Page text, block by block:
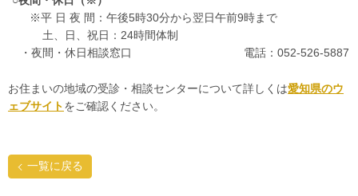
※平 日 夜 間：午後5時30分から翌日午前9時まで
土、日、祝日：24時間体制
・夜間・休日相談窓口 電話：052-526-5887
お住まいの地域の受診・相談センターについて詳しくは愛知県のウ
ェブサイトをご確認ください。
一覧に戻る